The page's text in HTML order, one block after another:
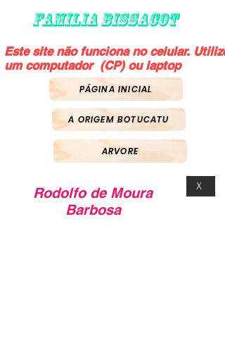
FAMILIA BISSACOT
Este site não funciona no celular. Utilize
um computador (CP) ou laptop
PÁGINA INICIAL
A ORIGEM BOTUCATU
ARVORE
Rodolfo de Moura
Barbosa
X